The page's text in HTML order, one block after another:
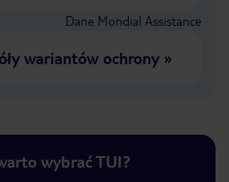
Dane Mondial Assistance
wariantów ochrony»
wybrać TUI?